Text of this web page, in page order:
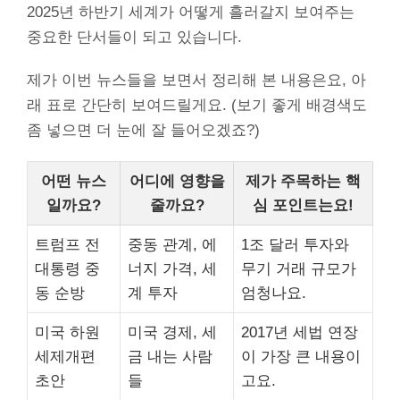
2025년 하반기 세계가 어떻게 흘러갈지 보여주는
중요한 단서들이 되고 있습니다.
제가 이번 뉴스들을 보면서 정리해 본 내용은요, 아
래 표로 간단히 보여드릴게요. (보기 좋게 배경색도
좀 넣으면 더 눈에 잘 들어오겠죠?)
어떤 뉴스
일까요?
어디에 영향을
줄까요?
제가 주목하는 핵
심 포인트는요!
트럼프 전
대통령 중
동 순방
중동 관계, 에
너지 가격, 세
계 투자
1조 달러 투자와
무기 거래 규모가
엄청나요.
미국 하원
세제개편
초안
미국 경제, 세
금 내는 사람
들
2017년 세법 연장
이 가장 큰 내용이
고요.